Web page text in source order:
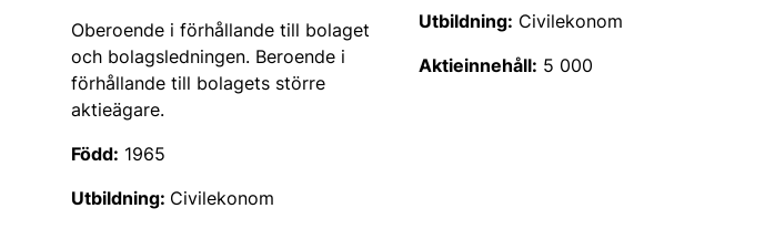
Oberoende i förhållande till bolaget
och bolagsledningen. Beroende i
förhållande till bolagets större
aktieägare.
Född: 1965
Utbildning: Civilekonom
Utbildning: Civilekonom
Aktieinnehåll: 5 000